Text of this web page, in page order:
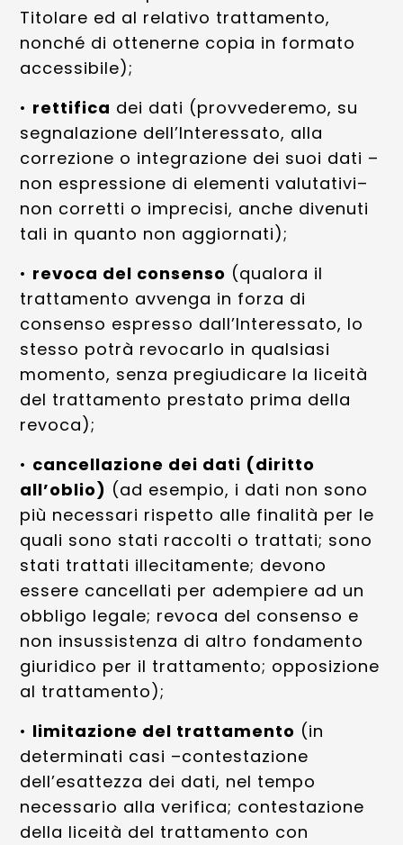
Titolare ed al relativo trattamento,
nonché di ottenerne copia in formato
accessibile);
• rettifica dei dati (provvederemo, su
segnalazione dell’Interessato, alla
correzione o integrazione dei suoi dati –
non espressione di elementi valutativi–
non corretti o imprecisi, anche divenuti
tali in quanto non aggiornati);
• revoca del consenso (qualora il
trattamento avvenga in forza di
consenso espresso dall’Interessato, lo
stesso potrà revocarlo in qualsiasi
momento, senza pregiudicare la liceità
del trattamento prestato prima della
revoca);
• cancellazione dei dati (diritto
all’oblio) (ad esempio, i dati non sono
più necessari rispetto alle finalità per le
quali sono stati raccolti o trattati; sono
stati trattati illecitamente; devono
essere cancellati per adempiere ad un
obbligo legale; revoca del consenso e
non insussistenza di altro fondamento
giuridico per il trattamento; opposizione
al trattamento);
• limitazione del trattamento (in
determinati casi –contestazione
dell’esattezza dei dati, nel tempo
necessario alla verifica; contestazione
della liceità del trattamento con